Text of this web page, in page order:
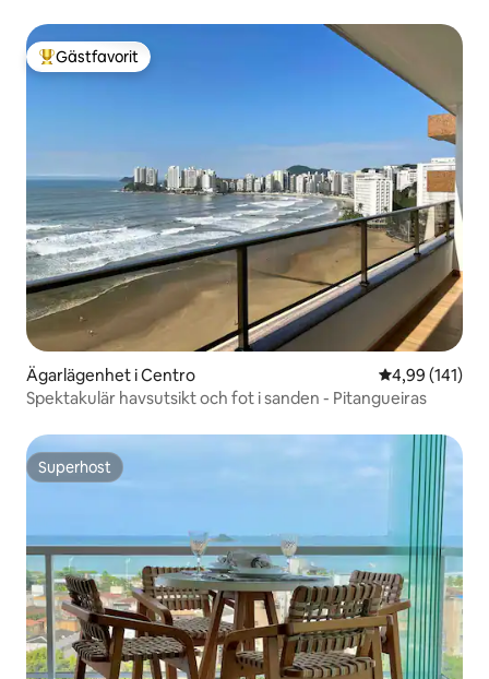
Populär gästfavorit
Gästfavorit
Ägarlägenhet i Centro 4,99 av 5 i
4,99 (141)
Spektakulär havsutsikt och fot i sanden - Pitangueiras
Superhost
Superhost